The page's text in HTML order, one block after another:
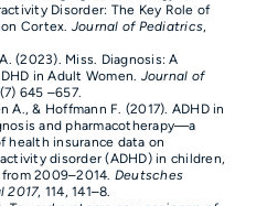
Disorder: The Key Role of
Cortex. Journal of Pediatrics,
(2023). Miss. Diagnosis: A
in Adult Women. Journal of
645 –657.
A., & Hoffmann F. (2017). ADHD in
and pharmacotherapy—a
health insurance data on
disorder (ADHD) in children,
2009–2014. Deutsches
2017, 114, 141–8.